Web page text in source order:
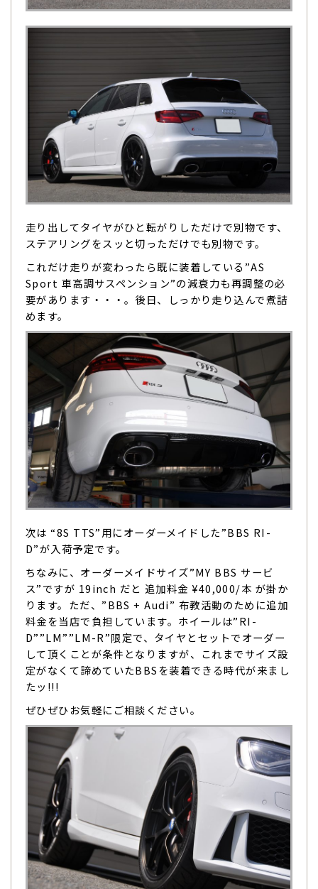
走り出してタイヤがひと転がりしただけで別物です、
ステアリングをスッと切っただけでも別物です。
これだけ走りが変わったら既に装着している”AS
Sport 車高調サスペンション”の減衰力も再調整の必
要があります・・・。後日、しっかり走り込んで煮詰
めます。
次は “8S TTS”用にオーダーメイドした”BBS RI-
D”が入荷予定です。
ちなみに、オーダーメイドサイズ”MY BBS サービ
ス”ですが 19inch だと 追加料金 ¥40,000/本 が掛か
ります。ただ、”BBS + Audi” 布教活動のために追加
料金を当店で負担しています。ホイールは”RI-
D””LM””LM-R”限定で、タイヤとセットでオーダー
して頂くことが条件となりますが、これまでサイズ設
定がなくて諦めていたBBSを装着できる時代が来まし
たッ!!!
ぜひぜひお気軽にご相談ください。